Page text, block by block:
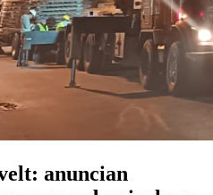
anuncian